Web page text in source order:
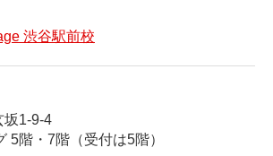
渋谷駅前校
坂1-9-4
5階・7階（受付は5階）